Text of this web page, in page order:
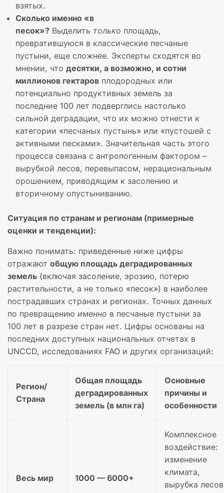
взятых.
Сколько именно «в
песок»? Выделить только площадь,
превратившуюся в классические песчаные
пустыни, еще сложнее. Эксперты сходятся во
мнении, что десятки, а возможно, и сотни
миллионов гектаров плодородных или
потенциально продуктивных земель за
последние 100 лет подверглись настолько
сильной деградации, что их можно отнести к
категории «песчаных пустынь» или «пустошей с
активными песками». Значительная часть этого
процесса связана с антропогенным фактором –
вырубкой лесов, перевыпасом, нерациональным
орошением, приводящим к засолению и
вторичному опустыниванию.
Ситуация по странам и регионам (примерные
оценки и тенденции):
Важно понимать: приведенные ниже цифры
отражают общую площадь деградированных
земель (включая засоление, эрозию, потерю
растительности, а не только «песок») в наиболее
пострадавших странах и регионах. Точных данных
по превращению именно в песчаные пустыни за
100 лет в разрезе стран нет. Цифры основаны на
последних доступных национальных отчетах в
UNCCD, исследованиях FAO и других организаций:
Регион/
Страна
Общая площадь
деградированных
земель (в млн га)
Основные
причины и
особенности
Весь мир 1000 — 6000+
Комплексное
воздействие:
изменение
климата,
вырубка